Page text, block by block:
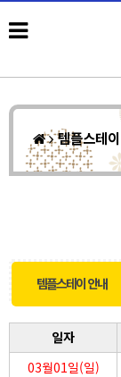
템플스테이
템플스테이 안내
일자
03월01일(일)